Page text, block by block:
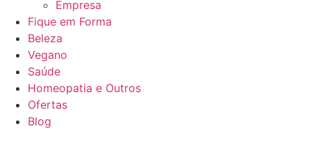
Empresa
Fique em Forma
Beleza
Vegano
Saúde
Homeopatia e Outros
Ofertas
Blog